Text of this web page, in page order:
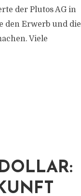
der Plutos AG in
den Erwerb und die
Viele